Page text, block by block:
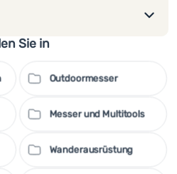
Sie in
Outdoormesser
Messer und Multitools
Wanderausrüstung